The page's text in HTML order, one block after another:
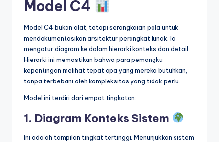
Model C4
Model C4 bukan alat, tetapi serangkaian pola untuk
mendokumentasikan arsitektur perangkat lunak. Ia
mengatur diagram ke dalam hierarki konteks dan detail.
Hierarki ini memastikan bahwa para pemangku
kepentingan melihat tepat apa yang mereka butuhkan,
tanpa terbebani oleh kompleksitas yang tidak perlu.
Model ini terdiri dari empat tingkatan:
1. Diagram Konteks Sistem
Ini adalah tampilan tingkat tertinggi. Menunjukkan sistem